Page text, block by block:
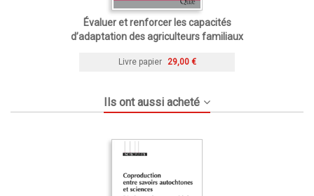
Évaluer et renforcer les capacités
d’adaptation des agriculteurs familiaux
Livre papier 29,00 €
Ils ont aussi acheté